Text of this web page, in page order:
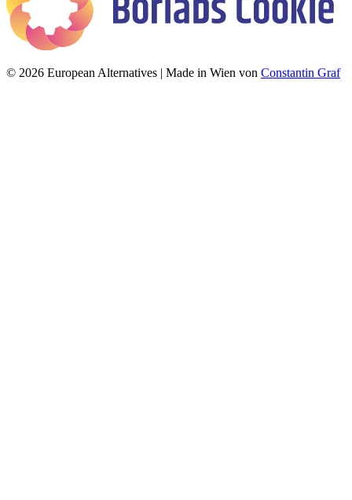
© 2026 European Alternatives | Made in Wien von Constantin Graf